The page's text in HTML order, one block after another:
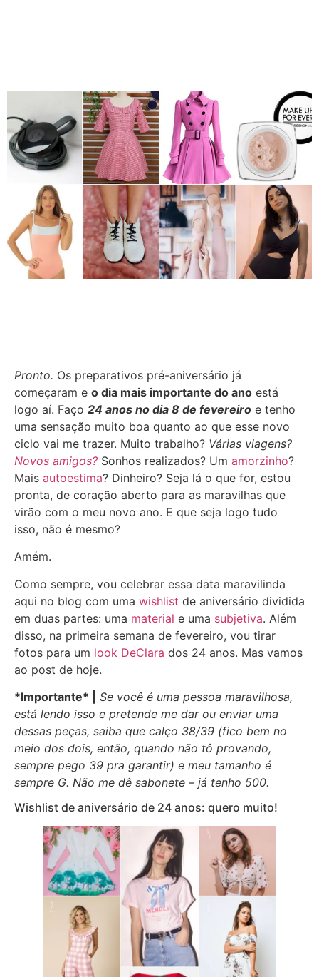
Pronto. Os preparativos pré-aniversário já
começaram e o dia mais importante do ano está
logo aí. Faço 24 anos no dia 8 de fevereiro e tenho
uma sensação muito boa quanto ao que esse novo
ciclo vai me trazer. Muito trabalho? Várias viagens?
Novos amigos? Sonhos realizados? Um amorzinho?
Mais autoestima? Dinheiro? Seja lá o que for, estou
pronta, de coração aberto para as maravilhas que
virão com o meu novo ano. E que seja logo tudo
isso, não é mesmo?
Amém.
Como sempre, vou celebrar essa data maravilinda
aqui no blog com uma wishlist de aniversário dividida
em duas partes: uma material e uma subjetiva. Além
disso, na primeira semana de fevereiro, vou tirar
fotos para um look DeClara dos 24 anos. Mas vamos
ao post de hoje.
*Importante* |
Se você é uma pessoa maravilhosa,
está lendo isso e pretende me dar ou enviar uma
dessas peças, saiba que calço 38/39 (fico bem no
meio dos dois, então, quando não tô provando,
sempre pego 39 pra garantir) e meu tamanho é
sempre G. Não me dê sabonete – já tenho 500.
Wishlist de aniversário de 24 anos: quero muito!